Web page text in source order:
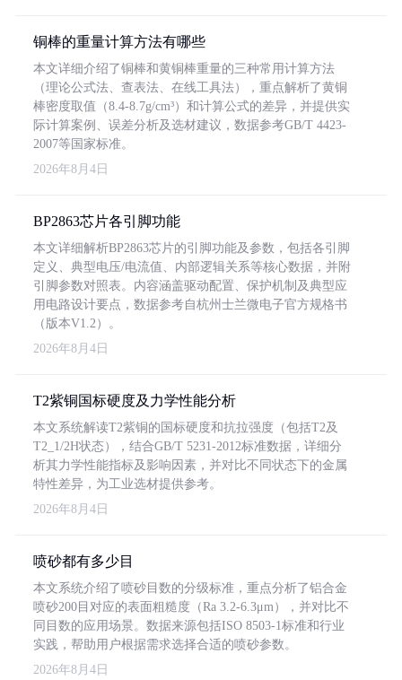
铜棒的重量计算方法有哪些
本文详细介绍了铜棒和黄铜棒重量的三种常用计算方法
（理论公式法、查表法、在线工具法），重点解析了黄铜
棒密度取值（8.4-8.7g/cm³）和计算公式的差异，并提供实
际计算案例、误差分析及选材建议，数据参考GB/T 4423-
2007等国家标准。
2026年8月4日
BP2863芯片各引脚功能
本文详细解析BP2863芯片的引脚功能及参数，包括各引脚
定义、典型电压/电流值、内部逻辑关系等核心数据，并附
引脚参数对照表。内容涵盖驱动配置、保护机制及典型应
用电路设计要点，数据参考自杭州士兰微电子官方规格书
（版本V1.2）。
2026年8月4日
T2紫铜国标硬度及力学性能分析
本文系统解读T2紫铜的国标硬度和抗拉强度（包括T2及
T2_1/2H状态），结合GB/T 5231-2012标准数据，详细分
析其力学性能指标及影响因素，并对比不同状态下的金属
特性差异，为工业选材提供参考。
2026年8月4日
喷砂都有多少目
本文系统介绍了喷砂目数的分级标准，重点分析了铝合金
喷砂200目对应的表面粗糙度（Ra 3.2-6.3μm），并对比不
同目数的应用场景。数据来源包括ISO 8503-1标准和行业
实践，帮助用户根据需求选择合适的喷砂参数。
2026年8月4日